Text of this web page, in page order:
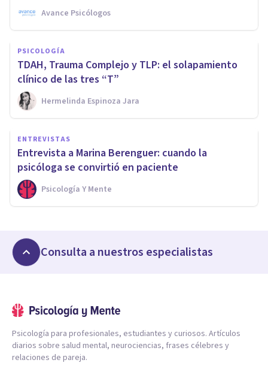
Avance Psicólogos
PSICOLOGÍA
TDAH, Trauma Complejo y TLP: el solapamiento
clínico de las tres “T”
Hermelinda Espinoza Jara
ENTREVISTAS
Entrevista a Marina Berenguer: cuando la
psicóloga se convirtió en paciente
Psicología Y Mente
Consulta a nuestros especialistas
Psicología para profesionales, estudiantes y curiosos. Artículos
diarios sobre salud mental, neurociencias, frases célebres y
relaciones de pareja.